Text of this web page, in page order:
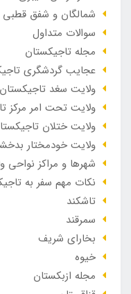
شمالگان و شفق قطبی
سوالات متداول
مجله تاجیکستان
عجایب گردشگری
ولایت سغد تاجیکستان
ولایت تحت امر مرکز
ولایت ختلان
ولایت خودمختار
شهرها و مراکز نواحی
نکات مهم سفر به
تاشکند
سمرقند
بخارای شریف
خیوه
مجله ازبکستان